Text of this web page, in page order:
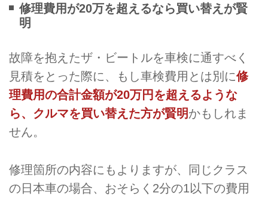
修理費用が20万を超えるなら買い替えが賢
明
故障を抱えたザ・ビートルを車検に通すべく
見積をとった際に、もし車検費用とは別に修
理費用の合計金額が20万円を超えるような
ら、クルマを買い替えた方が賢明かもしれま
せん。
修理箇所の内容にもよりますが、同じクラス
の日本車の場合、おそらく2分の1以下の費用